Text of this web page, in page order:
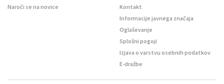
Naroči se na novice
Kontakt
Informacije javnega značaja
Oglaševanje
Splošni pogoji
Izjava o varstvu osebnih podatkov
E-dražbe